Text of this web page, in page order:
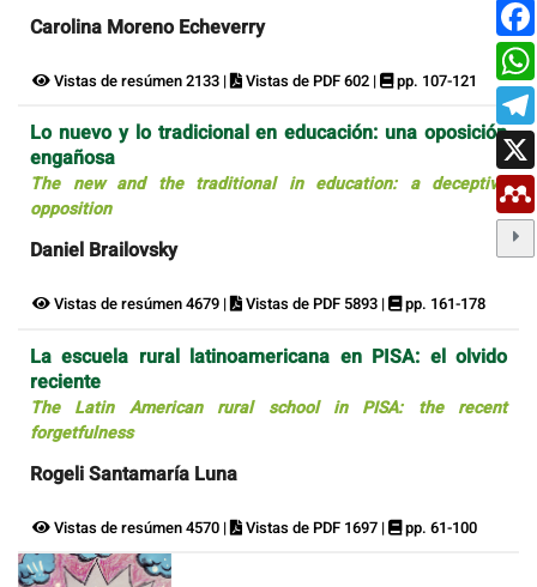
Carolina Moreno Echeverry
Vistas de resúmen 2133 | Vistas de PDF 602 | pp. 107-121
Lo nuevo y lo tradicional en educación: una oposición
engañosa
The new and the traditional in education: a deceptive
opposition
Daniel Brailovsky
Vistas de resúmen 4679 | Vistas de PDF 5893 | pp. 161-178
La escuela rural latinoamericana en PISA: el olvido
reciente
The Latin American rural school in PISA: the recent
forgetfulness
Rogeli Santamaría Luna
Vistas de resúmen 4570 | Vistas de PDF 1697 | pp. 61-100